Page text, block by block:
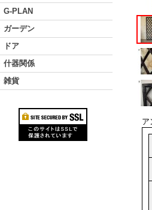
G-PLAN
ガーデン
ドア
什器関係
雑貨
ア